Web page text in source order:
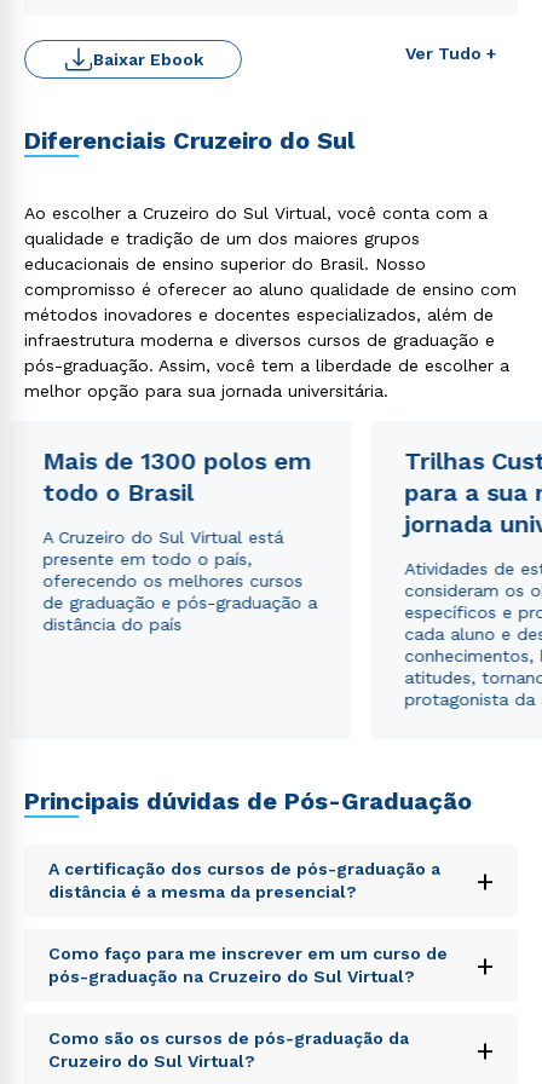
Ver Tudo +
Baixar Ebook
Diferenciais Cruzeiro do Sul
Ao escolher a Cruzeiro do Sul Virtual, você conta com a
qualidade e tradição de um dos maiores grupos
educacionais de ensino superior do Brasil. Nosso
compromisso é oferecer ao aluno qualidade de ensino com
métodos inovadores e docentes especializados, além de
infraestrutura moderna e diversos cursos de graduação e
pós-graduação. Assim, você tem a liberdade de escolher a
melhor opção para sua jornada universitária.
Mais de 1300 polos em
todo o Brasil
A Cruzeiro do Sul Virtual está
presente em todo o país,
oferecendo os melhores cursos
de graduação e pós-graduação a
distância do país
Trilhas
para a sua
jornada
Atividades de
consideram os
específicos e
cada aluno e
conhecimentos,
atitudes,
protagonista da
Principais dúvidas de Pós-Graduação
A certificação dos cursos de pós-graduação a
distância é a mesma da presencial?
+
Sed ut perspiciatis unde omnis iste natus error sit
voluptatem accusantium doloremque laudantium,
totam rem aperiam, eaque ipsa quae ab illo inventore
explicabo. Nemo enim ipsam voluptatem quia
voluptas sit aspernatur aut odit aut fugit, sed quia
Como faço para me inscrever em um curso de
pós-graduação na Cruzeiro do Sul Virtual?
+
Sed ut perspiciatis unde omnis iste natus error sit
voluptatem accusantium doloremque laudantium,
Como são os cursos de pós-graduação da
Cruzeiro do Sul Virtual?
+
Rápido e fácil
WhatsApp
ou
autorizo que meus dados sejam utilizados para o
envio de conteúdos da Cruzeiro do Sul.